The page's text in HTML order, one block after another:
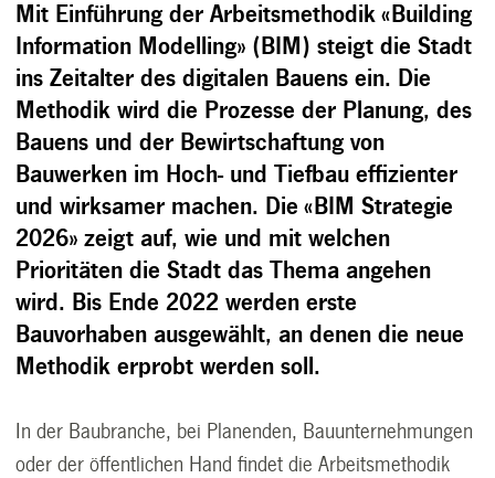
Mit Einführung der Arbeitsmethodik «Building
Information Modelling» (BIM) steigt die Stadt
ins Zeitalter des digitalen Bauens ein. Die
Methodik wird die Prozesse der Planung, des
Bauens und der Bewirtschaftung von
Bauwerken im Hoch- und Tiefbau effizienter
und wirksamer machen. Die «BIM Strategie
2026» zeigt auf, wie und mit welchen
Prioritäten die Stadt das Thema angehen
wird. Bis Ende 2022 werden erste
Bauvorhaben ausgewählt, an denen die neue
Methodik erprobt werden soll.
In der Baubranche, bei Planenden, Bauunternehmungen
oder der öffentlichen Hand findet die Arbeitsmethodik